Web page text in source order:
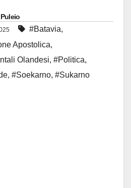
#Batavia,
Apostolica,
Olandesi, #Politica,
, #Soekarno, #Sukarno